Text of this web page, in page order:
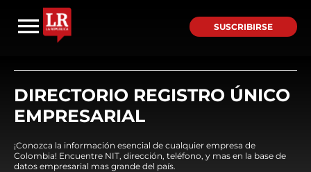
SUSCRIBIRSE
DIRECTORIO REGISTRO ÚNICO
EMPRESARIAL
¡Conozca la información esencial de cualquier empresa de
Colombia! Encuentre NIT, dirección, teléfono, y mas en la base de
datos empresarial mas grande del país.